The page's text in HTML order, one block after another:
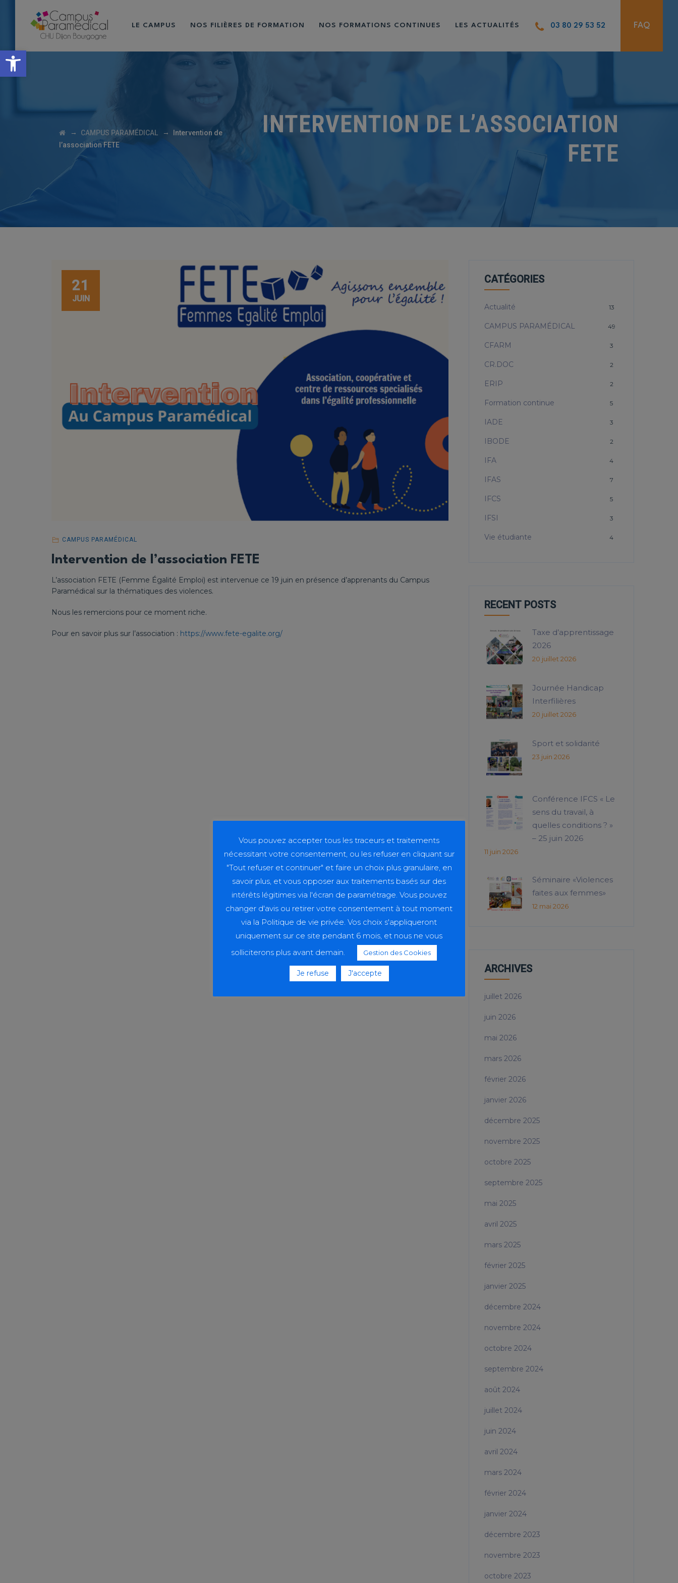
Ouvrir la barre d’outils
LE CAMPUS NOS FILIÈRES DE FORMATION NOS FORMATIONS CONTINUES LES ACTUALITÉS FAQ
03 80 29 53 52
→ CAMPUS PARAMÉDICAL →
Intervention de
l’association FETE
INTERVENTION DE L’ASSOCIATION
FETE
21
JUIN
CAMPUS PARAMÉDICAL
Intervention de l’association FETE
L’association FETE (Femme Égalité Emploi) est intervenue ce 19 juin en présence d’apprenants du Campus
Paramédical sur la thématiques des violences.
Nous les remercions pour ce moment riche.
Pour en savoir plus sur l’association : https://www.fete-egalite.org/
CATÉGORIES
Actualité 13
CAMPUS PARAMÉDICAL 49
CFARM 3
CR.DOC 2
ERIP 2
Formation continue 5
IADE 3
IBODE 2
IFA 4
IFAS 7
IFCS 5
IFSI 3
Vie étudiante 4
RECENT POSTS
Taxe d’apprentissage
2026
20 juillet 2026
Journée Handicap
Interfilières
20 juillet 2026
Sport et solidarité
23 juin 2026
Conférence IFCS « Le
sens du travail, à
quelles conditions ? »
– 25 juin 2026
11 juin 2026
Séminaire «Violences
faites aux femmes»
12 mai 2026
ARCHIVES
juillet 2026
juin 2026
mai 2026
mars 2026
février 2026
janvier 2026
décembre 2025
novembre 2025
octobre 2025
septembre 2025
mai 2025
avril 2025
mars 2025
février 2025
janvier 2025
décembre 2024
novembre 2024
octobre 2024
septembre 2024
août 2024
juillet 2024
juin 2024
avril 2024
mars 2024
février 2024
janvier 2024
décembre 2023
novembre 2023
octobre 2023
Vous pouvez accepter tous les traceurs et traitements
nécessitant votre consentement, ou les refuser en cliquant sur
"Tout refuser et continuer" et faire un choix plus granulaire, en
savoir plus, et vous opposer aux traitements basés sur des
intérêts légitimes via l'écran de paramétrage. Vous pouvez
changer d'avis ou retirer votre consentement à tout moment
via la Politique de vie privée. Vos choix s'appliqueront
uniquement sur ce site pendant 6 mois, et nous ne vous
solliciterons plus avant demain.
Gestion des Cookies
Je refuse J'accepte